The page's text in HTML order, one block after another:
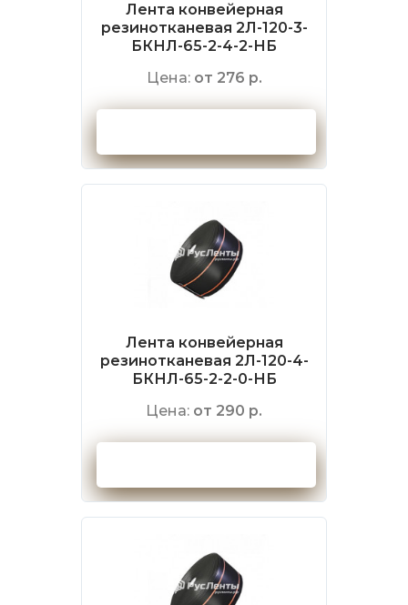
Лента конвейерная
резинотканевая 2Л-120-3-
БКНЛ-65-2-4-2-НБ
Цена: от 276 р.
Лента конвейерная
резинотканевая 2Л-120-4-
БКНЛ-65-2-2-0-НБ
Цена: от 290 р.